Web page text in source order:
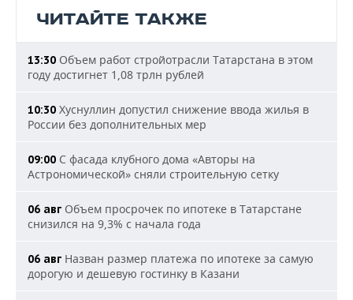
ЧИТАЙТЕ ТАКЖЕ
13:30 Объем работ стройотрасли Татарстана в этом
году достигнет 1,08 трлн рублей
10:30 Хуснуллин допустил снижение ввода жилья в
России без дополнительных мер
09:00 С фасада клубного дома «Авторы на
Астрономической» сняли строительную сетку
06 авг Объем просрочек по ипотеке в Татарстане
снизился на 9,3% с начала года
06 авг Назван размер платежа по ипотеке за самую
дорогую и дешевую гостинку в Казани